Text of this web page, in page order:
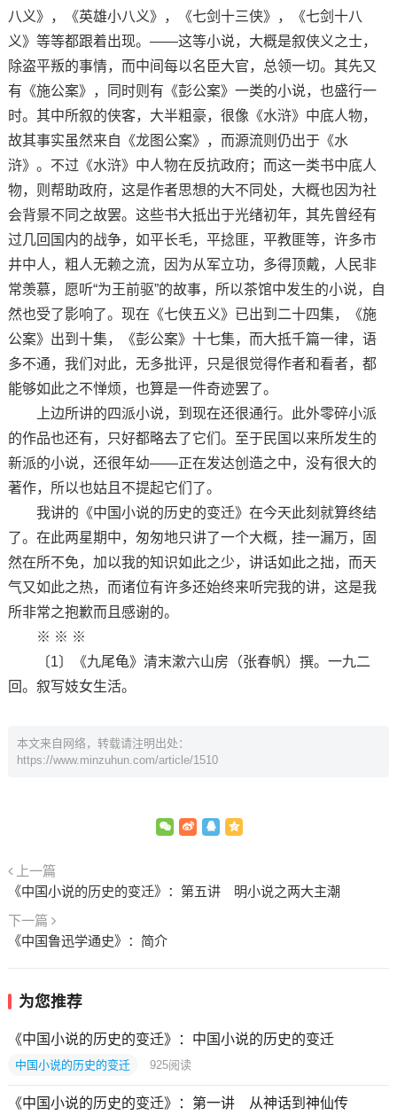
八义》，《英雄小八义》，《七剑十三侠》，《七剑十八
义》等等都跟着出现。——这等小说，大概是叙侠义之士，
除盗平叛的事情，而中间每以名臣大官，总领一切。其先又
有《施公案》，同时则有《彭公案》一类的小说，也盛行一
时。其中所叙的侠客，大半粗豪，很像《水浒》中底人物，
故其事实虽然来自《龙图公案》，而源流则仍出于《水
浒》。不过《水浒》中人物在反抗政府；而这一类书中底人
物，则帮助政府，这是作者思想的大不同处，大概也因为社
会背景不同之故罢。这些书大抵出于光绪初年，其先曾经有
过几回国内的战争，如平长毛，平捻匪，平教匪等，许多市
井中人，粗人无赖之流，因为从军立功，多得顶戴，人民非
常羡慕，愿听“为王前驱”的故事，所以茶馆中发生的小说，自
然也受了影响了。现在《七侠五义》已出到二十四集，《施
公案》出到十集，《彭公案》十七集，而大抵千篇一律，语
多不通，我们对此，无多批评，只是很觉得作者和看者，都
能够如此之不惮烦，也算是一件奇迹罢了。
上边所讲的四派小说，到现在还很通行。此外零碎小派
的作品也还有，只好都略去了它们。至于民国以来所发生的
新派的小说，还很年幼——正在发达创造之中，没有很大的
著作，所以也姑且不提起它们了。
我讲的《中国小说的历史的变迁》在今天此刻就算终结
了。在此两星期中，匆匆地只讲了一个大概，挂一漏万，固
然在所不免，加以我的知识如此之少，讲话如此之拙，而天
气又如此之热，而诸位有许多还始终来听完我的讲，这是我
所非常之抱歉而且感谢的。
※ ※ ※
〔1〕《九尾龟》清末漱六山房（张春帆）撰。一九二
回。叙写妓女生活。
本文来自网络，转载请注明出处：
https://www.minzuhun.com/article/1510
上一篇
《中国小说的历史的变迁》：第五讲 明小说之两大主潮
下一篇
《中国鲁迅学通史》：简介
为您推荐
《中国小说的历史的变迁》：中国小说的历史的变迁
中国小说的历史的变迁 925阅读
《中国小说的历史的变迁》：第一讲 从神话到神仙传